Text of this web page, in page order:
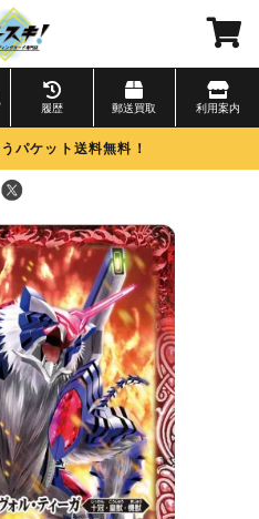
履歴 郵送買取 利用案内
パケット送料無料！